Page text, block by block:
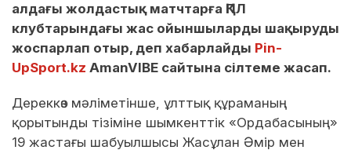
алдағы жолдастық матчтарға ҚПЛ
клубтарындағы жас ойыншыларды шақыруды
жоспарлап отыр, деп хабарлайды Pin-
UpSport.kz AmanVIBE сайтына сілтеме жасап.
Дереккөз мәліметінше, ұлттық құраманың
қорытынды тізіміне шымкенттік «Ордабасының»
19 жастағы шабуылшысы Жасұлан Әмір мен